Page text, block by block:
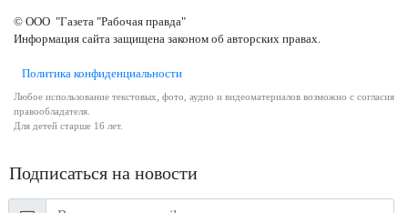
© ООО "Газета "Рабочая правда"
Информация сайта защищена законом об авторских правах.
Политика конфиденциальности
Любое использование текстовых, фото, аудио и видеоматериалов возможно с согласия
правообладателя.
Для детей старше 16 лет.
Подписаться на новости